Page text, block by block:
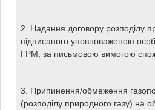
2. Надання договору розподілу
підписаного уповноваженою
ГРМ, за письмовою вимогою
3. Припинення/обмеження
(розподілу природного газу) на